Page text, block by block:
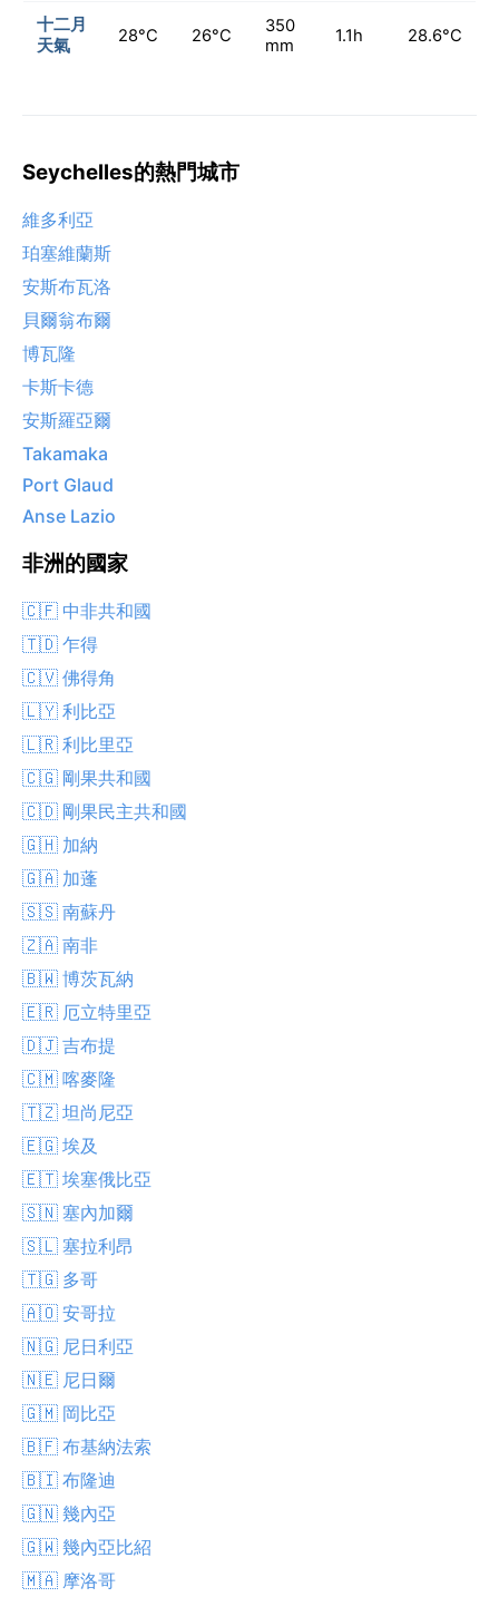
十二月
天氣
28°C 26°C
350
mm
1.1h 28.6°C
Seychelles的熱門城市
維多利亞
珀塞維蘭斯
安斯布瓦洛
貝爾翁布爾
博瓦隆
卡斯卡德
安斯羅亞爾
Takamaka
Port Glaud
Anse Lazio
非洲的國家
🇨🇫 中非共和國
🇹🇩 乍得
🇨🇻 佛得角
🇱🇾 利比亞
🇱🇷 利比里亞
🇨🇬 剛果共和國
🇨🇩 剛果民主共和國
🇬🇭 加納
🇬🇦 加蓬
🇸🇸 南蘇丹
🇿🇦 南非
🇧🇼 博茨瓦納
🇪🇷 厄立特里亞
🇩🇯 吉布提
🇨🇲 喀麥隆
🇹🇿 坦尚尼亞
🇪🇬 埃及
🇪🇹 埃塞俄比亞
🇸🇳 塞內加爾
🇸🇱 塞拉利昂
🇹🇬 多哥
🇦🇴 安哥拉
🇳🇬 尼日利亞
🇳🇪 尼日爾
🇬🇲 岡比亞
🇧🇫 布基納法索
🇧🇮 布隆迪
🇬🇳 幾內亞
🇬🇼 幾內亞比紹
🇲🇦 摩洛哥